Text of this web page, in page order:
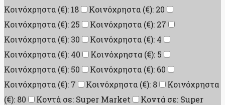
Κοινόχρηστα (€): 18
Κοινόχρηστα (€): 20
Κοινόχρηστα (€): 25
Κοινόχρηστα (€): 27
Κοινόχρηστα (€): 30
Κοινόχρηστα (€): 4
Κοινόχρηστα (€): 40
Κοινόχρηστα (€): 5
Κοινόχρηστα (€): 50
Κοινόχρηστα (€): 60
Κοινόχρηστα (€): 7
Κοινόχρηστα (€): 8
Κοινόχρηστα
(€): 80
Κοντά σε: Super Market
Κοντά σε: Super